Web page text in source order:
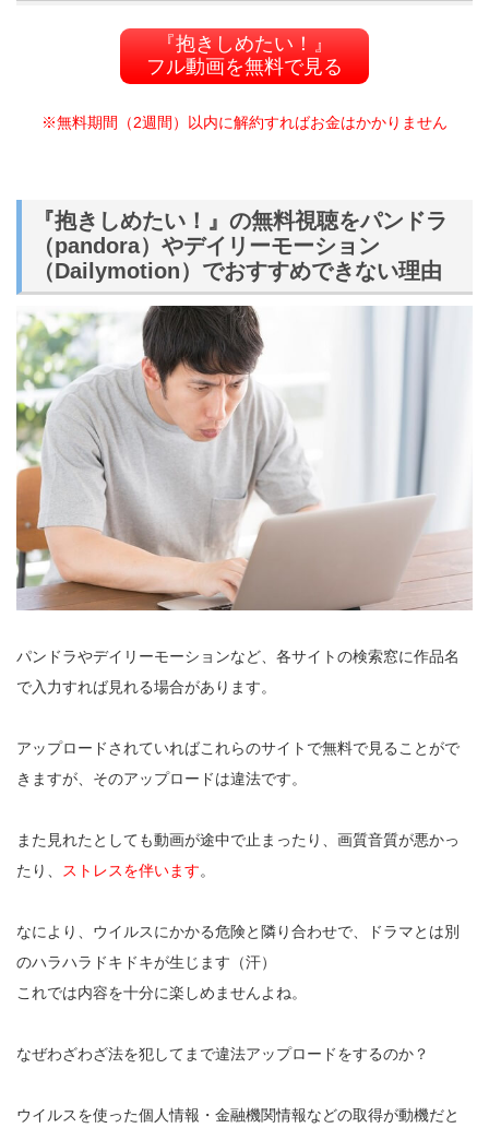
『抱きしめたい！』
フル動画を無料で見る
※無料期間（2週間）以内に解約すればお金はかかりません
『抱きしめたい！』の無料視聴をパンドラ
（pandora）やデイリーモーション
（Dailymotion）でおすすめできない理由
パンドラやデイリーモーションなど、各サイトの検索窓に作品名
で入力すれば見れる場合があります。
アップロードされていればこれらのサイトで無料で見ることがで
きますが、そのアップロードは違法です。
また見れたとしても動画が途中で止まったり、画質音質が悪かっ
たり、
ストレスを伴います。
なにより、ウイルスにかかる危険と隣り合わせで、ドラマとは別
のハラハラドキドキが生じます（汗）
これでは内容を十分に楽しめませんよね。
なぜわざわざ法を犯してまで違法アップロードをするのか？
ウイルスを使った個人情報・金融機関情報などの取得が動機だと